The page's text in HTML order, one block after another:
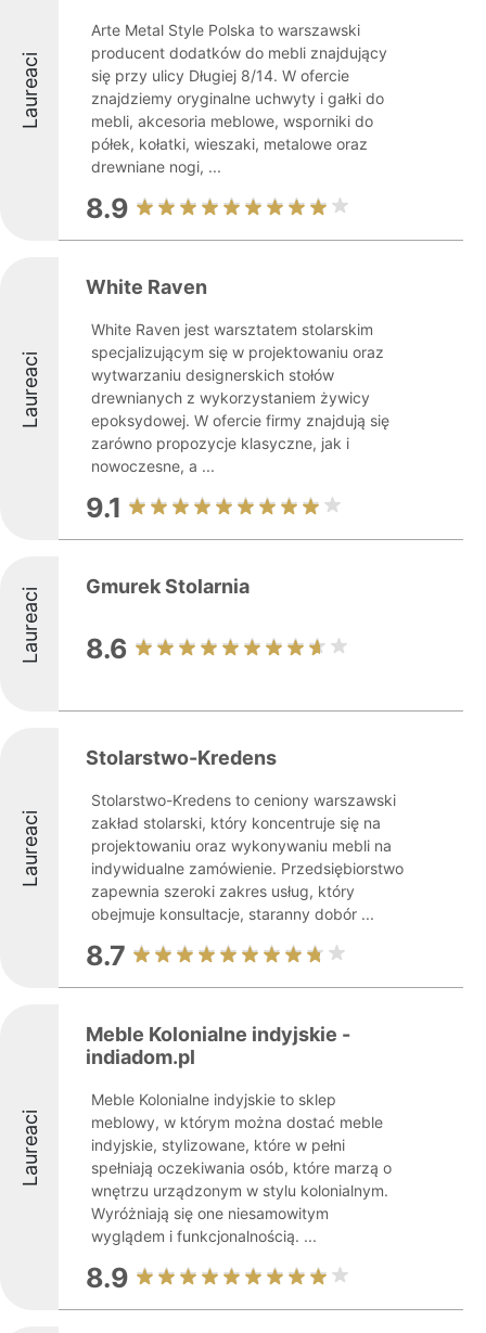
Laureaci
Arte Metal Style Polska to warszawski
producent dodatków do mebli znajdujący
się przy ulicy Długiej 8/14. W ofercie
znajdziemy oryginalne uchwyty i gałki do
mebli, akcesoria meblowe, wsporniki do
półek, kołatki, wieszaki, metalowe oraz
drewniane nogi, ...
8.9
Laureaci
White Raven
White Raven jest warsztatem stolarskim
specjalizującym się w projektowaniu oraz
wytwarzaniu designerskich stołów
drewnianych z wykorzystaniem żywicy
epoksydowej. W ofercie firmy znajdują się
zarówno propozycje klasyczne, jak i
nowoczesne, a ...
9.1
Laureaci Gmurek Stolarnia
8.6
Laureaci
Stolarstwo-Kredens
Stolarstwo-Kredens to ceniony warszawski
zakład stolarski, który koncentruje się na
projektowaniu oraz wykonywaniu mebli na
indywidualne zamówienie. Przedsiębiorstwo
zapewnia szeroki zakres usług, który
obejmuje konsultacje, staranny dobór ...
8.7
Laureaci
Meble Kolonialne indyjskie -
indiadom.pl
Meble Kolonialne indyjskie to sklep
meblowy, w którym można dostać meble
indyjskie, stylizowane, które w pełni
spełniają oczekiwania osób, które marzą o
wnętrzu urządzonym w stylu kolonialnym.
Wyróżniają się one niesamowitym
wyglądem i funkcjonalnością. ...
8.9